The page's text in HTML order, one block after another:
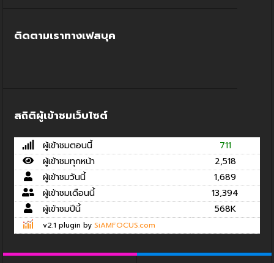
ติดตามเราทางเฟสบุค
สถิติผู้เข้าชมเว็บไซต์
ผู้เข้าชมตอนนี้
711
ผู้เข้าชมทุกหน้า
2,518
ผู้เข้าชมวันนี้
1,689
ผู้เข้าชมเดือนนี้
13,394
ผู้เข้าชมปีนี้
568K
v2.1 plugin by SiAMFOCUS.com